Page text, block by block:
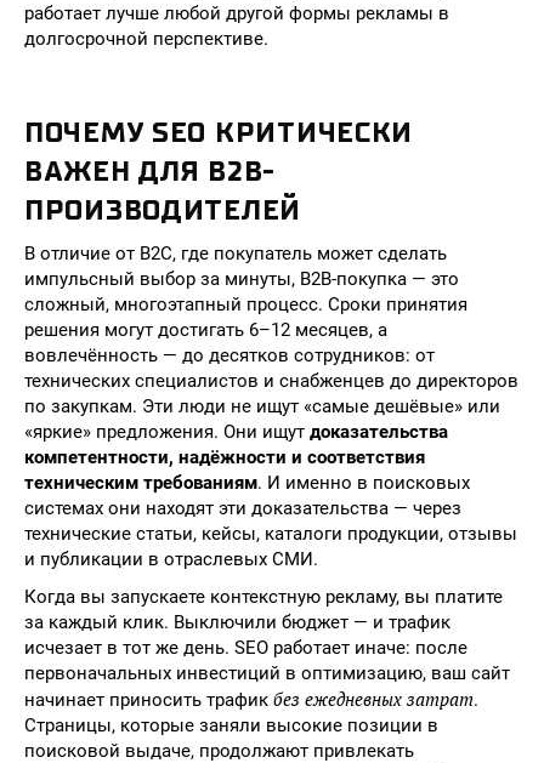
работает лучше любой другой формы рекламы в
долгосрочной перспективе.
ПОЧЕМУ SEO КРИТИЧЕСКИ
ВАЖЕН ДЛЯ B2B-
ПРОИЗВОДИТЕЛЕЙ
В отличие от B2C, где покупатель может сделать
импульсный выбор за минуты, B2B-покупка — это
сложный, многоэтапный процесс. Сроки принятия
решения могут достигать 6–12 месяцев, а
вовлечённость — до десятков сотрудников: от
технических специалистов и снабженцев до директоров
по закупкам. Эти люди не ищут «самые дешёвые» или
«яркие» предложения. Они ищут доказательства
компетентности, надёжности и соответствия
техническим требованиям. И именно в поисковых
системах они находят эти доказательства — через
технические статьи, кейсы, каталоги продукции, отзывы
и публикации в отраслевых СМИ.
Когда вы запускаете контекстную рекламу, вы платите
за каждый клик. Выключили бюджет — и трафик
исчезает в тот же день. SEO работает иначе: после
первоначальных инвестиций в оптимизацию, ваш сайт
начинает приносить трафик без ежедневных затрат.
Страницы, которые заняли высокие позиции в
поисковой выдаче, продолжают привлекать